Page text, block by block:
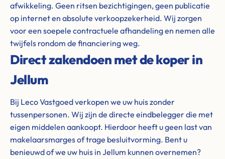
afwikkeling. Geen ritsen bezichtigingen, geen publicatie
op internet en absolute verkoopzekerheid. Wij zorgen
voor een soepele contractuele afhandeling en nemen alle
twijfels rondom de financiering weg.
Direct zakendoen met de koper in
Jellum
Bij Leco Vastgoed verkopen we uw huis zonder
tussenpersonen. Wij zijn de directe eindbelegger die met
eigen middelen aankoopt. Hierdoor heeft u geen last van
makelaarsmarges of trage besluitvorming. Bent u
benieuwd of we uw huis in Jellum kunnen overnemen?